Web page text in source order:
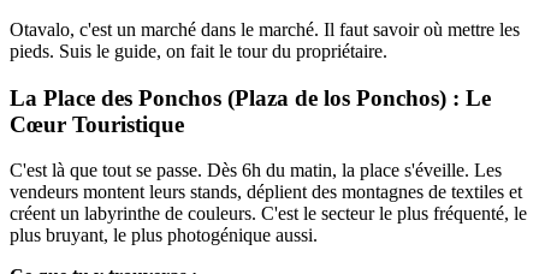
Otavalo, c'est un marché dans le marché. Il faut savoir où mettre les
pieds. Suis le guide, on fait le tour du propriétaire.
La Place des Ponchos (Plaza de los Ponchos) : Le
Cœur Touristique
C'est là que tout se passe. Dès 6h du matin, la place s'éveille. Les
vendeurs montent leurs stands, déplient des montagnes de textiles et
créent un labyrinthe de couleurs. C'est le secteur le plus fréquenté, le
plus bruyant, le plus photogénique aussi.